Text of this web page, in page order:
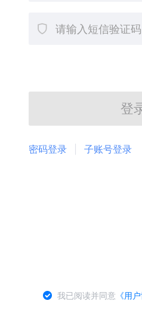
登
密码登录 子账号登录
我已阅读并同意 《用